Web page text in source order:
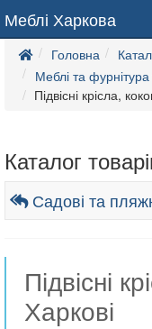
Меблі Харкова
Головна
Меблі та фурнітура
Підвісні крісла,
Каталог
Садові та
Підвісні
Харкові